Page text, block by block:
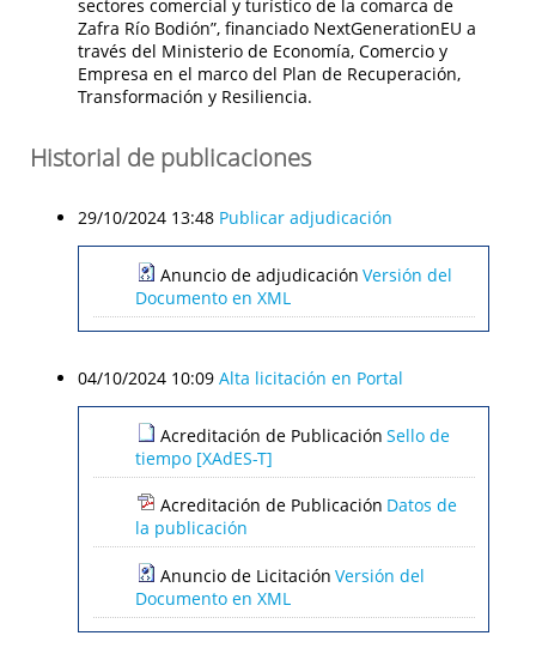
sectores comercial y turístico de la comarca de
Zafra Río Bodión”, financiado NextGenerationEU a
través del Ministerio de Economía, Comercio y
Empresa en el marco del Plan de Recuperación,
Transformación y Resiliencia.
Historial de publicaciones
29/10/2024 13:48 Publicar adjudicación
Anuncio de adjudicación Versión del
Documento en XML
04/10/2024 10:09 Alta licitación en Portal
Acreditación de Publicación Sello de
tiempo [XAdES-T]
Acreditación de Publicación Datos de
la publicación
Anuncio de Licitación Versión del
Documento en XML